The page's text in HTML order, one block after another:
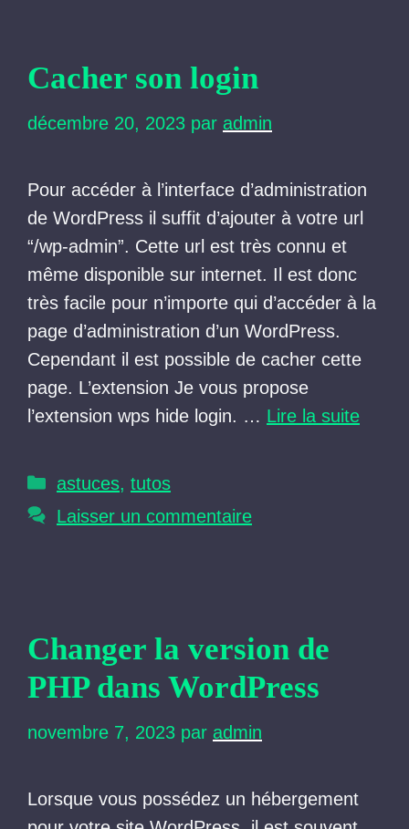
Cacher son login
décembre 20, 2023 par admin
Pour accéder à l’interface d’administration
de WordPress il suffit d’ajouter à votre url
“/wp-admin”. Cette url est très connu et
même disponible sur internet. Il est donc
très facile pour n’importe qui d’accéder à la
page d’administration d’un WordPress.
Cependant il est possible de cacher cette
page. L’extension Je vous propose
l’extension wps hide login. … Lire la suite
Catégories
astuces, tutos
Laisser un commentaire
Changer la version de
PHP dans WordPress
novembre 7, 2023 par admin
Lorsque vous possédez un hébergement